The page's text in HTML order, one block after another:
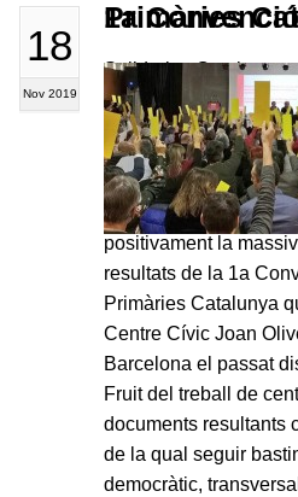
18
Nov 2019
1a Convenció Nacional de
Solidaritat Catalana
positivament la
resultats de la 1a
Primàries Catalunya
Centre Cívic Joan
Barcelona el passat
Fruit del treball de
documents resultants
de la qual seguir
democràtic,